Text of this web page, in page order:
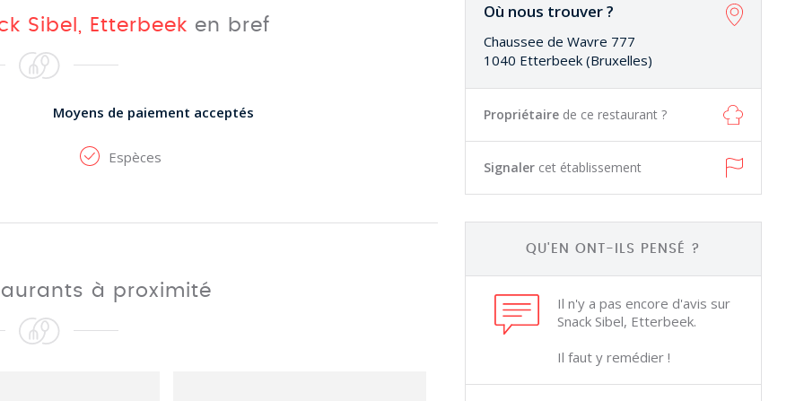
Où nous trouver ?
Chaussee de Wavre 777
1040 Etterbeek (Bruxelles)
Propriétaire de ce restaurant ?
Signaler cet établissement
QU'EN ONT-ILS PENSÉ ?
Il n'y a pas encore d'avis sur
Snack Sibel, Etterbeek.
Il faut y remédier !
Sibel, Etterbeek en bref
Moyens de paiement acceptés
Espèces
à proximité